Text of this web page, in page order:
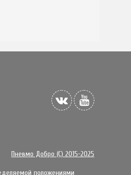
Пневмо Добро (С) 2015-2025
положениями